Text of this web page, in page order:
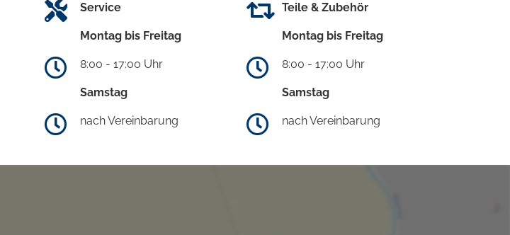
Service
Montag bis Freitag
8:00 - 17:00 Uhr
Samstag
nach Vereinbarung
Teile & Zubehör
Montag bis Freitag
8:00 - 17:00 Uhr
Samstag
nach Vereinbarung